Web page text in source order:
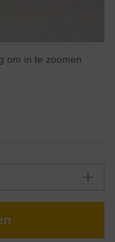
om in te zoomen